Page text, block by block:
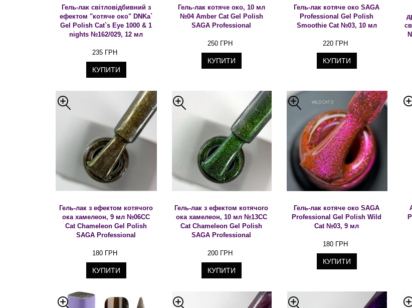
Гель-лак світловідбивний з
ефектом "котяче око" DNKa`
Gel Polish Cat`s Eye 1000 & 1
nights №162/029, 12 мл
235 ГРН
КУПИТИ
Гель-лак котяче око, 10 мл
№04 Amber Cat Gel Polish
SAGA Professional
250 ГРН
КУПИТИ
Гель-лак котяче око SAGA
Professional Gel Polish
Smoothie Cat №03, 10 мл
220 ГРН
КУПИТИ
Гель-лак з ефектом котячого
ока хамелеон, 9 мл №06CC
Cat Chameleon Gel Polish
SAGA Professional
180 ГРН
КУПИТИ
Гель-лак з ефектом котячого
ока хамелеон, 10 мл №13CC
Cat Chameleon Gel Polish
SAGA Professional
200 ГРН
КУПИТИ
Гель-лак котяче око SAGA
Professional Gel Polish Wild
Cat №03, 9 мл
180 ГРН
КУПИТИ